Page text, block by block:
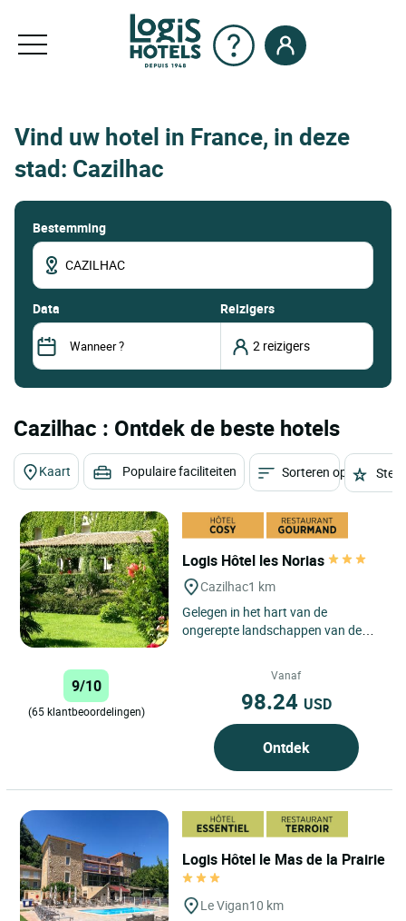
Vind uw hotel in France, in deze
stad: Cazilhac
Bestemming
data Reizigers
Cazilhac : Ontdek de beste hotels
Kaart Populaire faciliteiten Sorteren op
Logis Hôtel les Norias
Cazilhac1 km
Gelegen in het hart van de
ongerepte landschappen van de
9/10
(65 klantbeoordelingen)
Vanaf
98.24 USD
Ontdek
Logis Hôtel le Mas de la Prairie
Le Vigan10 km